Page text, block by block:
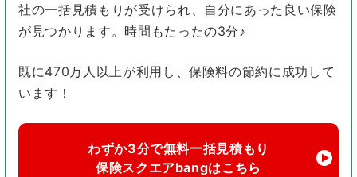
社の一括見積もりが受けられ、自分にあった良い保険
が見つかります。時間もたったの3分♪
既に470万人以上が利用し、保険料の節約に成功して
います！
わずか3分で無料一括見積もり
保険スクエアbangはこちら